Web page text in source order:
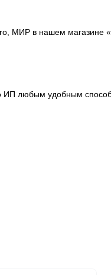
МИР в нашем
ИП любым удобным